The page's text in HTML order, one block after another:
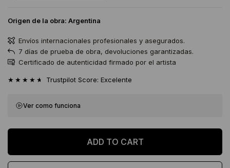
Origen de la obra: Argentina
Envíos internacionales profesionales y asegurados.
7 días de prueba de obra, devoluciones garantizadas.
Certificado de autenticidad firmado por el artista
★★★★★ Trustpilot Score: Excelente
Ver como funciona